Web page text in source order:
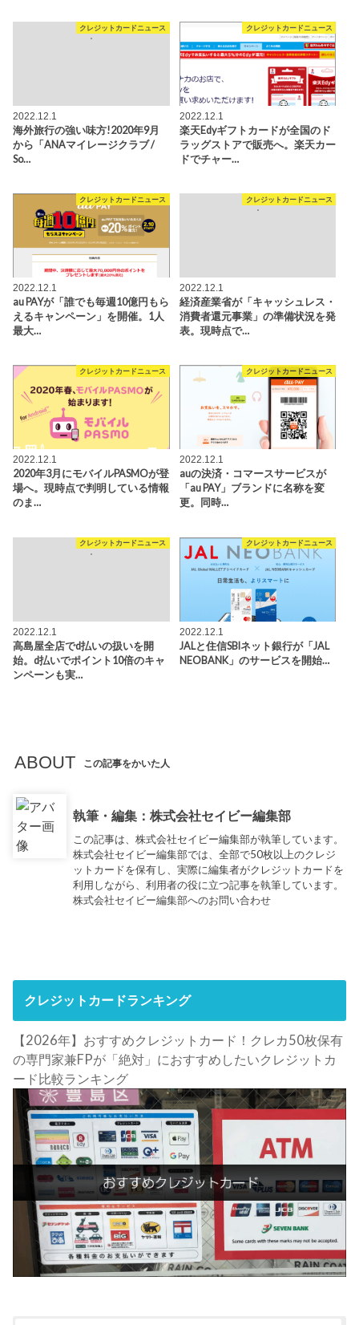
クレジットカードニュース
2022.12.1
海外旅行の強い味方!2020年9月
から「ANAマイレージクラブ /
So…
クレジットカードニュース
2022.12.1
楽天Edyギフトカードが全国のド
ラッグストアで販売へ。楽天カー
ドでチャー…
クレジットカードニュース
2022.12.1
au PAYが「誰でも毎週10億円もら
えるキャンペーン」を開催。1人
最大…
クレジットカードニュース
2022.12.1
経済産業省が「キャッシュレス・
消費者還元事業」の準備状況を発
表。現時点で…
クレジットカードニュース
2022.12.1
2020年3月にモバイルPASMOが登
場へ。現時点で判明している情報
のま…
クレジットカードニュース
2022.12.1
auの決済・コマースサービスが
「au PAY」ブランドに名称を変
更。同時…
クレジットカードニュース
2022.12.1
高島屋全店でd払いの扱いを開
始。d払いでポイント10倍のキャ
ンペーンも実…
クレジットカードニュース
2022.12.1
JALと住信SBIネット銀行が「JAL
NEOBANK」のサービスを開始…
ABOUT この記事をかいた人
執筆・編集：株式会社セイビー編集部
この記事は、株式会社セイビー編集部が執筆しています。
株式会社セイビー編集部では、全部で50枚以上のクレジ
ットカードを保有し、実際に編集者がクレジットカードを
利用しながら、利用者の役に立つ記事を執筆しています。
株式会社セイビー編集部へのお問い合わせ
クレジットカードランキング
【2026年】おすすめクレジットカード！クレカ50枚保有
の専門家兼FPが「絶対」におすすめしたいクレジットカ
ード比較ランキング